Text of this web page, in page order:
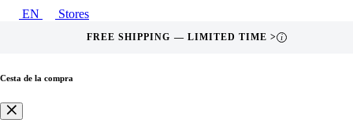
EN
Stores
FREE SHIPPING — LIMITED TIME > i
Cesta de la compra